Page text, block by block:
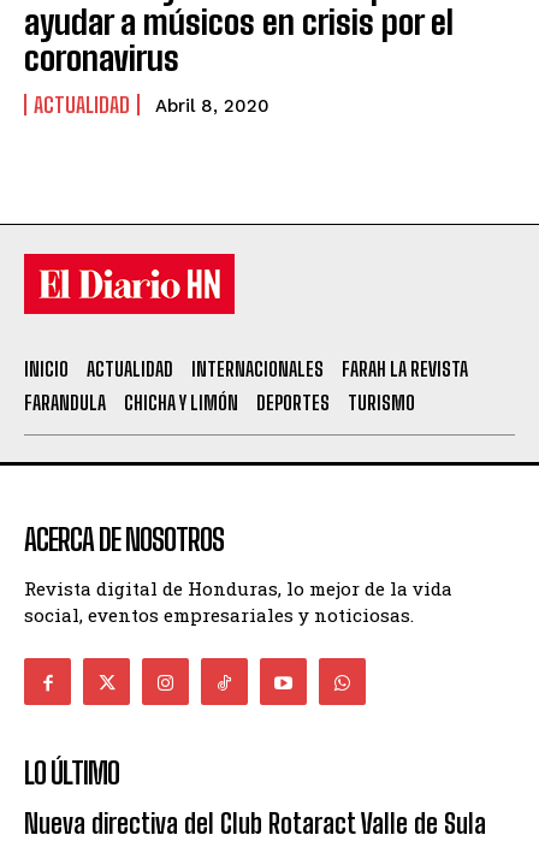
ayudar a músicos en crisis por el
coronavirus
ACTUALIDAD Abril 8, 2020
INICIO ACTUALIDAD INTERNACIONALES
FARAH LA REVISTA
FARANDULA
CHICHA Y LIMÓN DEPORTES TURISMO
ACERCA DE NOSOTROS
Revista digital de Honduras, lo mejor de la vida
social, eventos empresariales y noticiosas.
LO ÚLTIMO
Nueva directiva del Club Rotaract Valle de Sula